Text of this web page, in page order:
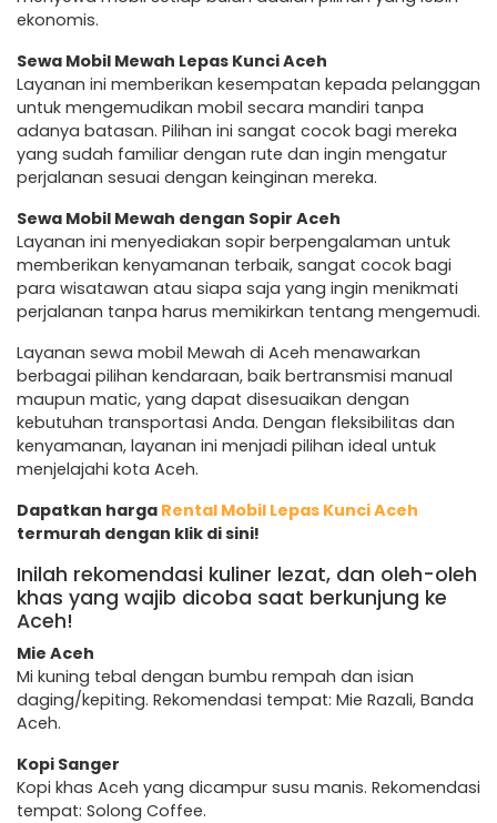
ekonomis.
Sewa Mobil Mewah Lepas Kunci Aceh
Layanan ini memberikan kesempatan kepada pelanggan
untuk mengemudikan mobil secara mandiri tanpa
adanya batasan. Pilihan ini sangat cocok bagi mereka
yang sudah familiar dengan rute dan ingin mengatur
perjalanan sesuai dengan keinginan mereka.
Sewa Mobil Mewah dengan Sopir Aceh
Layanan ini menyediakan sopir berpengalaman untuk
memberikan kenyamanan terbaik, sangat cocok bagi
para wisatawan atau siapa saja yang ingin menikmati
perjalanan tanpa harus memikirkan tentang mengemudi.
Layanan sewa mobil Mewah di Aceh menawarkan
berbagai pilihan kendaraan, baik bertransmisi manual
maupun matic, yang dapat disesuaikan dengan
kebutuhan transportasi Anda. Dengan fleksibilitas dan
kenyamanan, layanan ini menjadi pilihan ideal untuk
menjelajahi kota Aceh.
Dapatkan harga Rental Mobil Lepas Kunci Aceh
termurah dengan klik di sini!
Inilah rekomendasi kuliner lezat, dan oleh-oleh
khas yang wajib dicoba saat berkunjung ke
Aceh!
Mie Aceh
Mi kuning tebal dengan bumbu rempah dan isian
daging/kepiting. Rekomendasi tempat: Mie Razali, Banda
Aceh.
Kopi Sanger
Kopi khas Aceh yang dicampur susu manis. Rekomendasi
tempat: Solong Coffee.